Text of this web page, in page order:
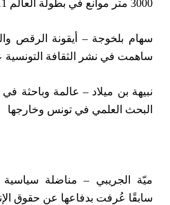
3000 متر موانع في بطولة العالم 2011.
سهام بلخوجة – أيقونة الرقص
ساهمت في نشر الثقافة التونسية
نبيهة بن ميلاد – عالمة وباحثة
البحث العلمي في تونس وخارجها
ميّة الجريبي – مناضلة
سابقًا عُرفت بدفاعها عن حقوق